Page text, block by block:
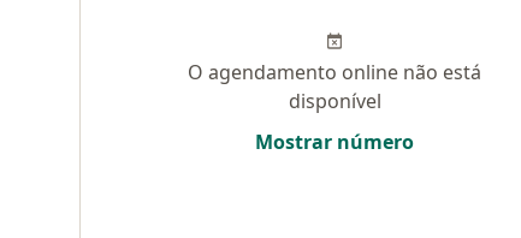
O agendamento online não está
disponível
Mostrar número